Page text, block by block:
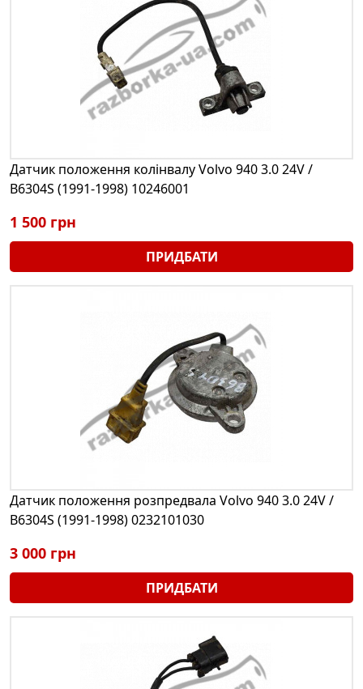
Датчик положення колінвалу Volvo 940 3.0 24V /
B6304S (1991-1998) 10246001
1 500 грн
ПРИДБАТИ
Датчик положення розпредвала Volvo 940 3.0 24V /
B6304S (1991-1998) 0232101030
3 000 грн
ПРИДБАТИ